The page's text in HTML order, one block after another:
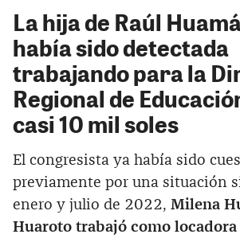
La hija de Raúl
había sido detectada
trabajando para la
Regional de
casi 10 mil soles
El congresista ya había sido
previamente por una situación
enero y julio de 2022, Milena
Huaroto trabajó como locadora